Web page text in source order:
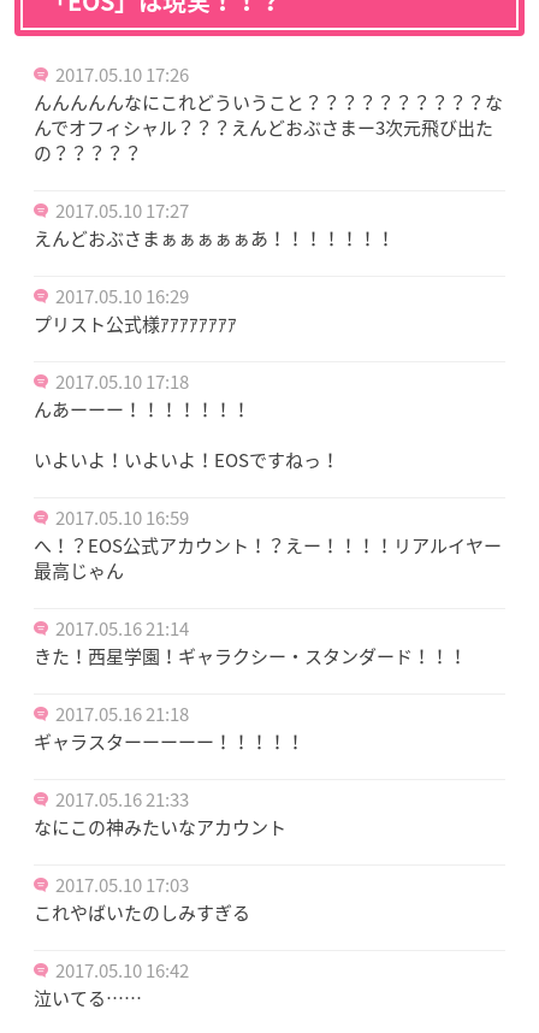
2017.05.10 17:26
んんんんんなにこれどういうこと？？？？？？？？？？な
んでオフィシャル？？？えんどおぶさまー3次元飛び出た
の？？？？？
2017.05.10 17:27
えんどおぶさまぁぁぁぁぁあ！！！！！！！
2017.05.10 16:29
プリスト公式様ｱｱｱｱｱｱｱｱ
2017.05.10 17:18
んあーーー！！！！！！！
いよいよ！いよいよ！EOSですねっ！
2017.05.10 16:59
へ！？EOS公式アカウント！？えー！！！！リアルイヤー
最高じゃん
2017.05.16 21:14
きた！西星学園！ギャラクシー・スタンダード！！！
2017.05.16 21:18
ギャラスターーーーー！！！！！
2017.05.16 21:33
なにこの神みたいなアカウント
2017.05.10 17:03
これやばいたのしみすぎる
2017.05.10 16:42
泣いてる……